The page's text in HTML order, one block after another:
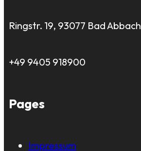
Ringstr. 19, 93077 Bad Abbach
+49 9405 918900
Pages
Impressum